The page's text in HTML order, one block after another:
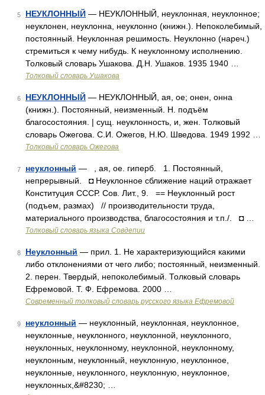
5 НЕУКЛОННЫЙ — НЕУКЛОННЫЙ, неуклонная, неуклонное;
неуклонен, неуклонна, неуклонно (книжн.). Непоколебимый,
постоянный. Неуклонная решимость. Неуклонно (нареч.)
стремиться к чему нибудь. К неуклонному исполнению.
Толковый словарь Ушакова. Д.Н. Ушаков. 1935 1940 …
Толковый словарь Ушакова
6 НЕУКЛОННЫЙ — НЕУКЛОННЫЙ, ая, ое; онен, онна
(книжн.). Постоянный, неизменный. Н. подъём
благосостояния. | сущ. неуклонность, и, жен. Толковый
словарь Ожегова. С.И. Ожегов, Н.Ю. Шведова. 1949 1992 …
Толковый словарь Ожегова
7 неуклонный — , ая, ое. гиперб. 1. Постоянный,
непрерывный. ◘ Неуклонное сближение наций отражает
Конституция СССР. Сов. Лит., 9. == Неуклонный рост
(подъем, размах) // производительности труда,
материального производства, благосостояния и т.п./. ◘ …
Толковый словарь языка Совдепии
8 Неуклонный — прил. 1. Не характеризующийся какими
либо отклонениями от чего либо; постоянный, неизменный.
2. перен. Твердый, непоколебимый. Толковый словарь
Ефремовой. Т. Ф. Ефремова. 2000 …
Современный толковый словарь русского языка Ефремовой
9 неуклонный — неуклонный, неуклонная, неуклонное,
неуклонные, неуклонного, неуклонной, неуклонного,
неуклонных, неуклонному, неуклонной, неуклонному,
неуклонным, неуклонный, неуклонную, неуклонное,
неуклонные, неуклонного, неуклонную, неуклонное,
неуклонных,&#8230; …